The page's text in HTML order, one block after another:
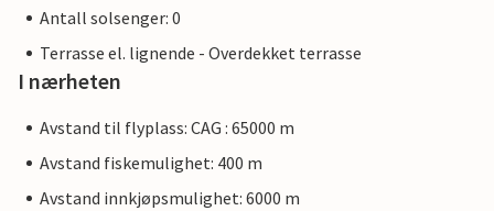
Antall solsenger: 0
Terrasse el. lignende - Overdekket terrasse
I nærheten
Avstand til flyplass: CAG : 65000 m
Avstand fiskemulighet: 400 m
Avstand innkjøpsmulighet: 6000 m